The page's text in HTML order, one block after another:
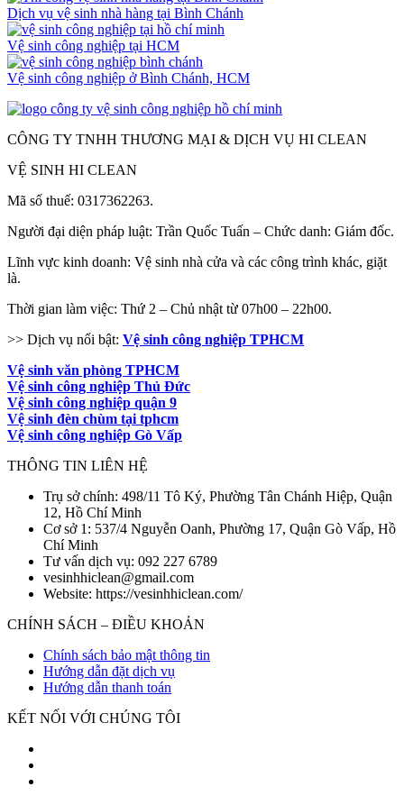
Dịch vụ vệ sinh nhà hàng tại Bình Chánh
Vệ sinh công nghiệp tại HCM
Vệ sinh công nghiệp ở Bình Chánh, HCM
CÔNG TY TNHH THƯƠNG MẠI & DỊCH VỤ HI CLEAN
VỆ SINH HI CLEAN
Mã số thuế: 0317362263.
Người đại diện pháp luật: Trần Quốc Tuấn – Chức danh: Giám đốc.
Lĩnh vực kinh doanh: Vệ sinh nhà cửa và các công trình khác, giặt
là.
Thời gian làm việc: Thứ 2 – Chủ nhật từ 07h00 – 22h00.
>> Dịch vụ nổi bật: Vệ sinh công nghiệp TPHCM
Vệ sinh văn phòng TPHCM
Vệ sinh công nghiệp Thủ Đức
Vệ sinh công nghiệp quận 9
Vệ sinh đèn chùm tại tphcm
Vệ sinh công nghiệp Gò Vấp
THÔNG TIN LIÊN HỆ
Trụ sở chính: 498/11 Tô Ký, Phường Tân Chánh Hiệp, Quận
12, Hồ Chí Minh
Cơ sở 1: 537/4 Nguyễn Oanh, Phường 17, Quận Gò Vấp, Hồ
Chí Minh
Tư vấn dịch vụ: 092 227 6789
vesinhhiclean@gmail.com
Website: https://vesinhhiclean.com/
CHÍNH SÁCH – ĐIỀU KHOẢN
Chính sách bảo mật thông tin
Hướng dẫn đặt dịch vụ
Hướng dẫn thanh toán
KẾT NỐI VỚI CHÚNG TÔI